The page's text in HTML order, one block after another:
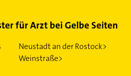
für Arzt bei Gelbe Seiten
Neustadt an der
Weinstraße>
Rostock>